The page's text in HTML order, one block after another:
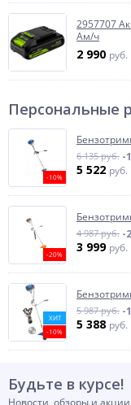
2957707
Ам/ч
2 990 руб.
Персональные
-10%
6 135 руб. -
5 522 руб.
-20%
4 987 руб. -
3 999 руб.
ХИТ
-10%
5 987 руб. -
5 388 руб.
Будьте в курсе!
Новости, обзоры и акции